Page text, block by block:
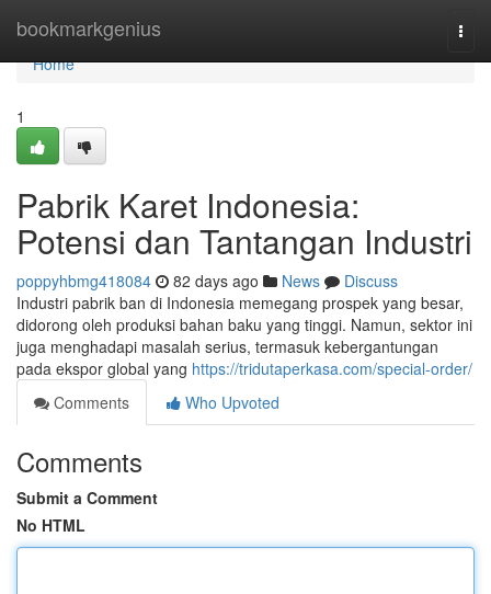
bookmarkgenius
Home
Home
1
Pabrik Karet Indonesia:
Potensi dan Tantangan Industri
poppyhbmg418084 82 days ago News
Discuss
Industri pabrik ban di Indonesia memegang prospek yang besar,
didorong oleh produksi bahan baku yang tinggi. Namun, sektor ini
juga menghadapi masalah serius, termasuk kebergantungan
pada ekspor global yang https://tridutaperkasa.com/special-order/
Comments
Who Upvoted
Comments
Submit a Comment
No HTML